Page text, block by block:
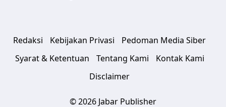
Redaksi Kebijakan Privasi
Pedoman Media Siber
Syarat & Ketentuan
Tentang Kami
Kontak Kami
Disclaimer
© 2026 Jabar Publisher